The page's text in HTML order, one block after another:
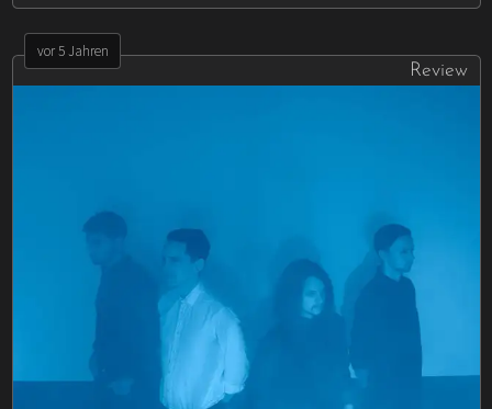
vor 5 Jahren
Review